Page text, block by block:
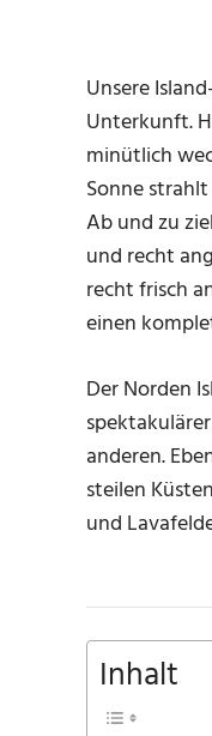
Unsere
Unterkunft.
minütlich
Sonne
Ab und zu
und recht
recht frisch
einen
Der Norden
anderen.
steilen
und
Inhalt